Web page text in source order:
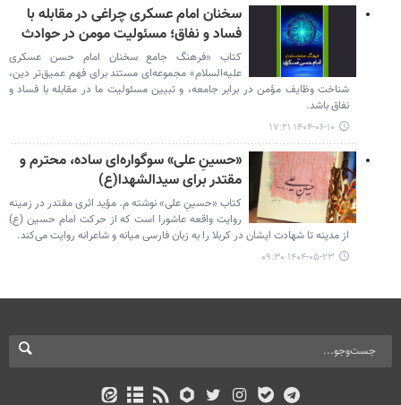
سخنان امام عسکری چراغی در مقابله با
فساد و نفاق؛ مسئولیت مومن در حوادث
کتاب «فرهنگ جامع سخنان امام حسن عسکری
علیه‌السلام» مجموعه‌ای مستند برای فهم عمیق‌تر دین،
شناخت وظایف مؤمن در برابر جامعه، و تبیین مسئولیت ما در مقابله با فساد و
نفاق باشد.
۱۴۰۴-۰۶-۱۰ ۱۷:۲۱
«حسینِ علی» سوگواره‌ای ساده، محترم و
مقتدر برای سیدالشهدا(ع)
کتاب «حسینِ علی» نوشته م. مؤید اثری مقتدر در زمینه
روایت واقعه عاشورا است که از حرکت امام حسین (ع)
از مدینه تا شهادت ایشان در کربلا را به زبان فارسی میانه و شاعرانه روایت می‌کند.
۱۴۰۴-۰۵-۲۳ ۰۹:۳۰